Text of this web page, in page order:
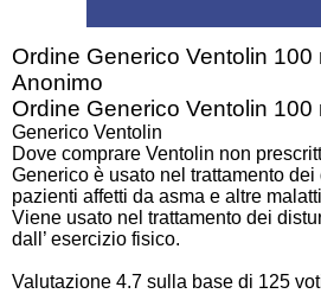
Ordine Generico Ventolin 100
Anonimo
Ordine Generico Ventolin 100
Generico Ventolin
Dove comprare Ventolin non
Generico è usato nel trattamento
pazienti affetti da asma e altre
Viene usato nel trattamento dei
dall’ esercizio fisico.
Valutazione 4.7 sulla base di 125